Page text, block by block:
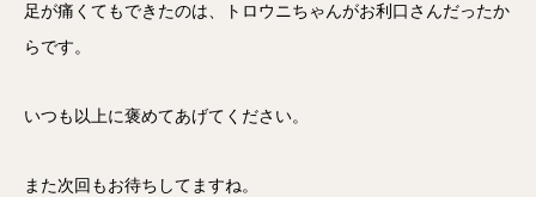
足が痛くてもできたのは、トロウニちゃんがお利口さんだったか
らです。
いつも以上に褒めてあげてください。
また次回もお待ちしてますね。